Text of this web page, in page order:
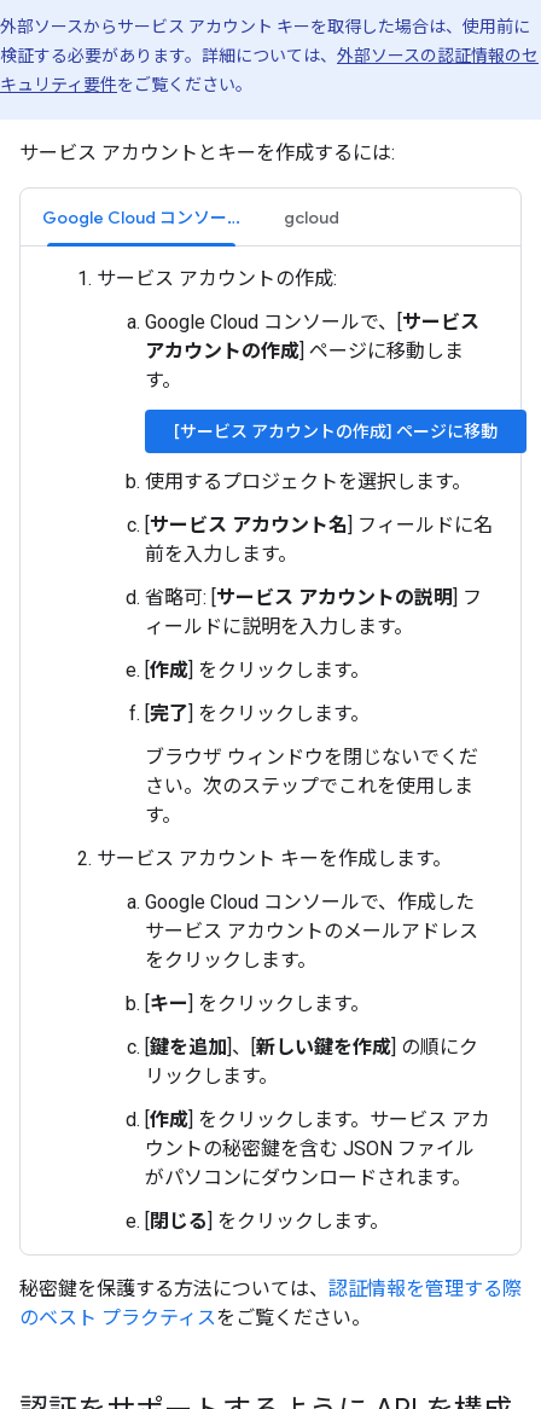
外部ソースからサービス アカウント キーを取得した場合は、使用前に
検証する必要があります。詳細については、 外部ソースの認証情報のセ
キュリティ要件をご覧ください。
サービス アカウントとキーを作成するには:
Google Cloud コンソール gcloud
サービス アカウントの作成:
Google Cloud コンソールで、[サービス
アカウントの作成] ページに移動しま
す。
[サービス アカウントの作成] ページに移動
使用するプロジェクトを選択します。
[サービス アカウント名] フィールドに名
前を入力します。
省略可: [サービス アカウントの説明] フ
ィールドに説明を入力します。
[作成] をクリックします。
[完了] をクリックします。
ブラウザ ウィンドウを閉じないでくだ
さい。次のステップでこれを使用しま
す。
サービス アカウント キーを作成します。
Google Cloud コンソールで、作成した
サービス アカウントのメールアドレス
をクリックします。
[キー] をクリックします。
[鍵を追加]、[新しい鍵を作成] の順にク
リックします。
[作成] をクリックします。サービス アカ
ウントの秘密鍵を含む JSON ファイル
がパソコンにダウンロードされます。
[閉じる] をクリックします。
秘密鍵を保護する方法については、 認証情報を管理する際
のベスト プラクティスをご覧ください。